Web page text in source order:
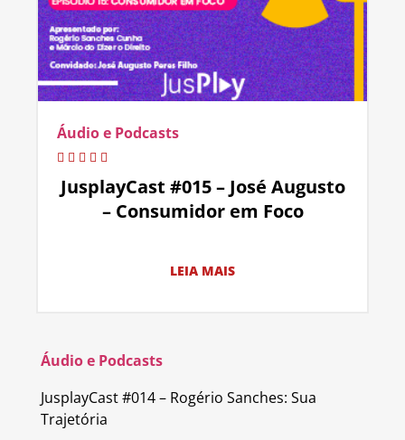
Áudio e Podcasts
JusplayCast #015 – José Augusto
– Consumidor em Foco
LEIA MAIS
Áudio e Podcasts
JusplayCast #014 – Rogério Sanches: Sua
Trajetória